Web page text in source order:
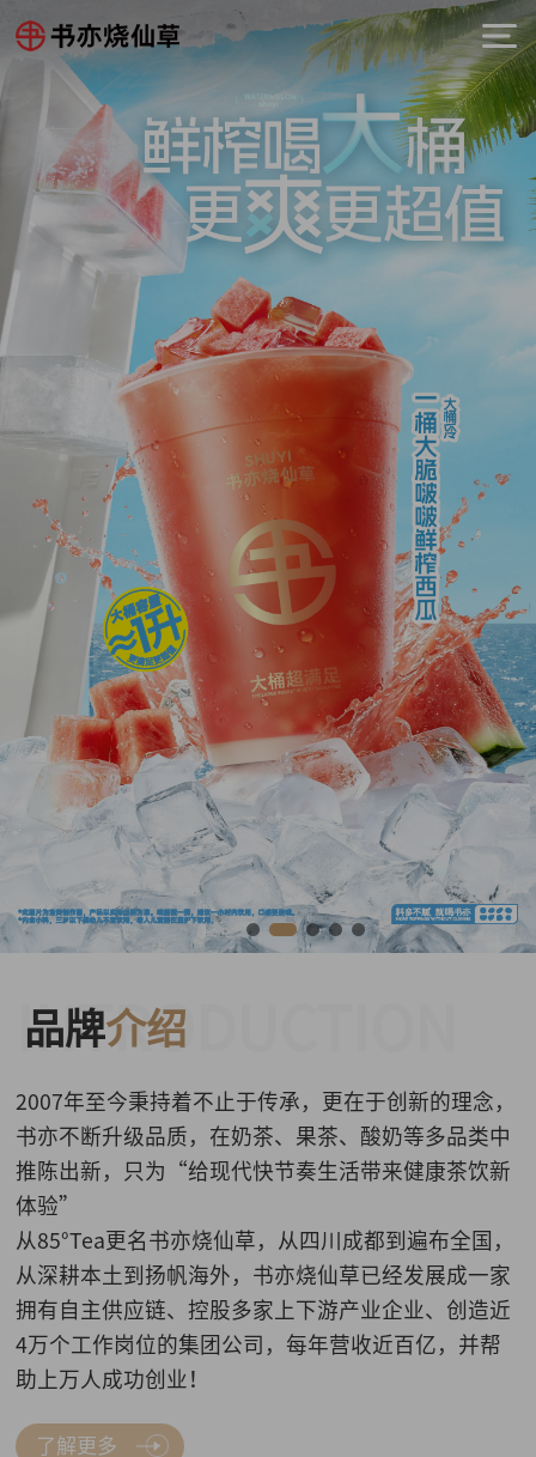
INTRODUCTION
品牌介绍
2007年至今秉持着不止于传承，更在于创新的理念，
书亦不断升级品质，在奶茶、果茶、酸奶等多品类中
推陈出新，只为“给现代快节奏生活带来健康茶饮新
体验”
从85°Tea更名书亦烧仙草，从四川成都到遍布全国，
从深耕本土到扬帆海外，书亦烧仙草已经发展成一家
拥有自主供应链、控股多家上下游产业企业、创造近
4万个工作岗位的集团公司，每年营收近百亿，并帮
助上万人成功创业！
了解更多